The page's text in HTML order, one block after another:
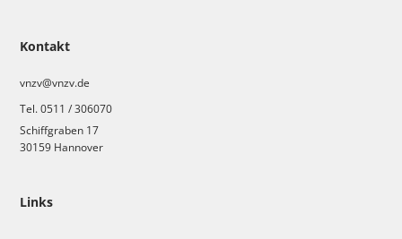
Links
Kontakt
vnzv@vnzv.de
Tel. 0511 / 306070
Schiffgraben 17
30159 Hannover